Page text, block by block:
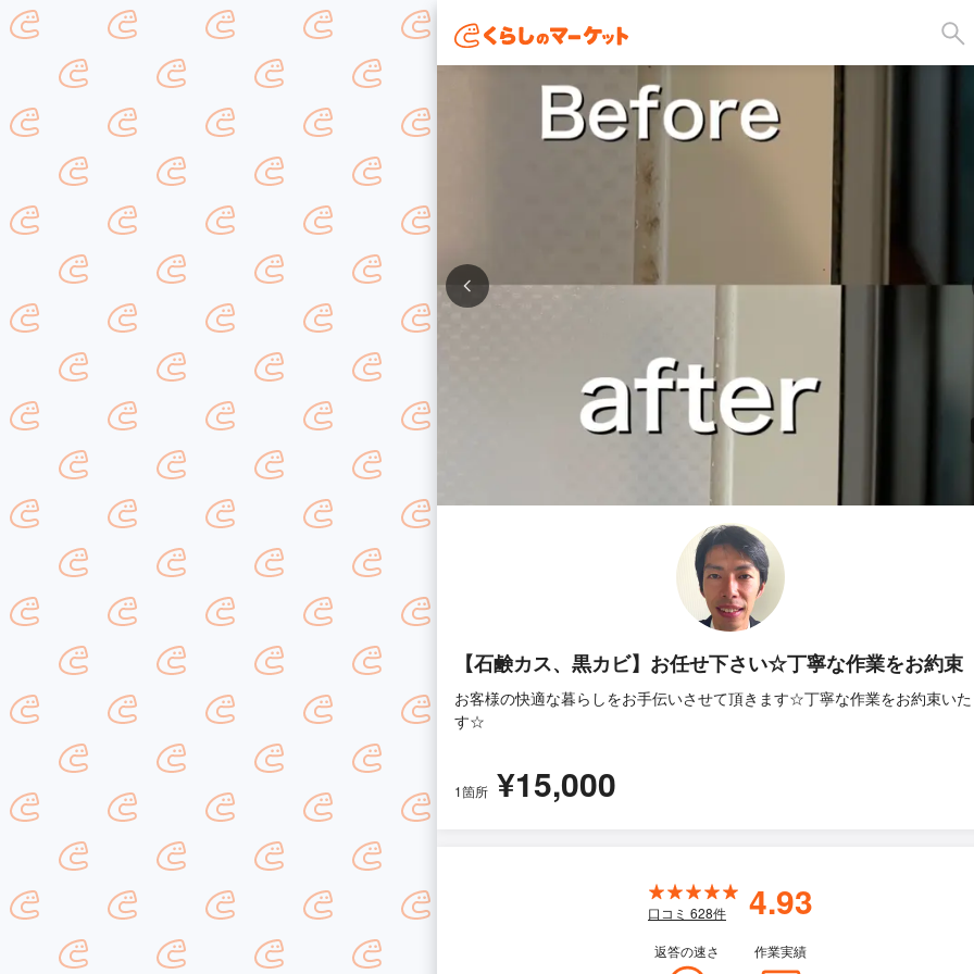
【石鹸カス、黒カビ】お任せ下さい☆丁寧な作業をお約束
お客様の快適な暮らしをお手伝いさせて頂きます☆丁寧な作業をお約束い
す☆
1箇所 ¥15,000
口コミ 628件 4.93
返答の速さ 作業実績